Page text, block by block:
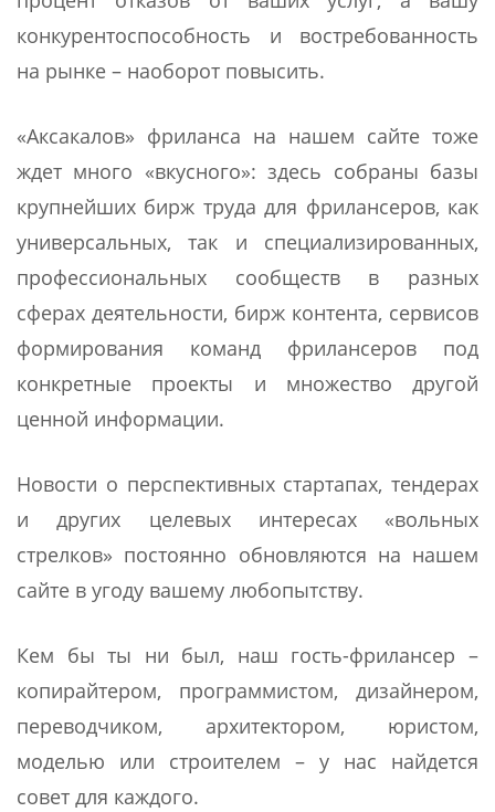
конкурентоспособность и востребованность
на рынке – наоборот повысить.
«Аксакалов» фриланса на нашем сайте тоже
ждет много «вкусного»: здесь собраны базы
крупнейших бирж труда для фрилансеров, как
универсальных, так и специализированных,
профессиональных сообществ в разных
сферах деятельности, бирж контента, сервисов
формирования команд фрилансеров под
конкретные проекты и множество другой
ценной информации.
Новости о перспективных стартапах, тендерах
и других целевых интересах «вольных
стрелков» постоянно обновляются на нашем
сайте в угоду вашему любопытству.
Кем бы ты ни был, наш гость-фрилансер –
копирайтером, программистом, дизайнером,
переводчиком, архитектором, юристом,
моделью или строителем – у нас найдется
совет для каждого.